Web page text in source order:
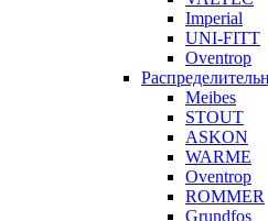
Imperial
UNI-FITT
Oventrop
Meibes
STOUT
ASKON
WARME
Oventrop
ROMMER
Grundfos